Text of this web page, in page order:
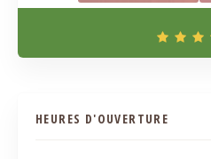
HEURES D'OUVERTURE